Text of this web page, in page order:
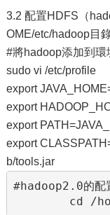
3.2 配置HDFS（
OME/etc/hadoop目錄
#將hadoop添加到環
sudo vi /etc/profile
export
export
export
export
b/tools.jar
#hadoop2.0的配